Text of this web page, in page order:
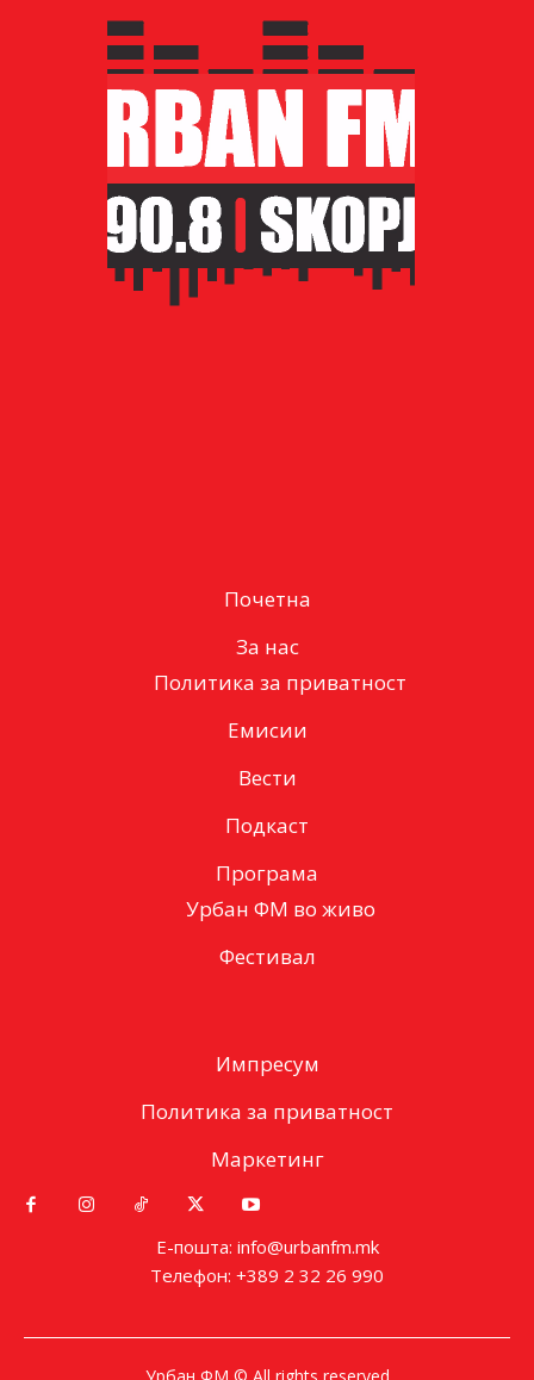
Почетна
За нас
Политика за приватност
Емисии
Вести
Подкаст
Програма
Урбан ФМ во живо
Фестивал
Импресум
Политика за приватност
Маркетинг
Е-пошта: info@urbanfm.mk
Телефон: +389 2 32 26 990